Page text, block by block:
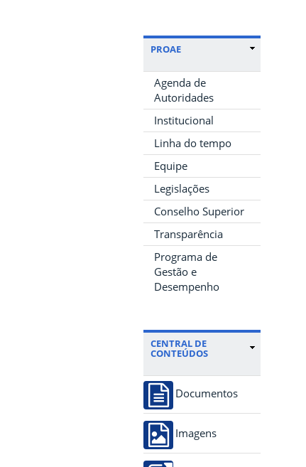
PROAE
Agenda de
Autoridades
Institucional
Linha do tempo
Equipe
Legislações
Conselho Superior
Transparência
Programa de
Gestão e
Desempenho
CENTRAL DE
CONTEÚDOS
Documentos
Imagens